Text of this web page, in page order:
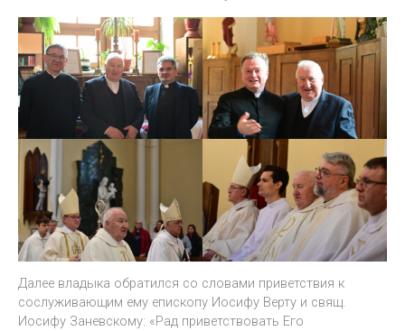
Далее владыка обратился со словами приветствия к
сослуживающим ему епископу Иосифу Верту и свящ.
Иосифу Заневскому: «Рад приветствовать Его